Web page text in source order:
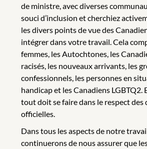
de ministre, avec diverses
souci d’inclusion et cherchiez
les divers points de vue des
intégrer dans votre travail. Cela
femmes, les Autochtones, les
racisés, les nouveaux arrivants, les
confessionnels, les personnes en
handicap et les Canadiens LGBTQ2.
tout doit se faire dans le respect des
officielles.
Dans tous les aspects de notre
continuerons de nous assurer que